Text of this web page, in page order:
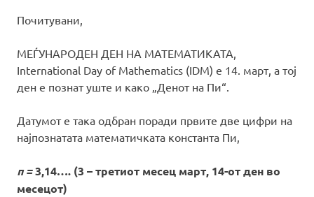
Почитувани,
МЕЃУНАРОДЕН ДЕН НА МАТЕМАТИКАТА,
International Day of Mathematics (IDM) е 14. март, а тој
ден е познат уште и како „Денот на Пи“.
Датумот е така одбран поради првите две цифри на
најпознатата математичката константа Пи,
π =3,14…. (3 – третиот месец март, 14-от ден во
месецот)